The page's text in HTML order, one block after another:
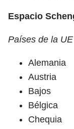
Espacio
Países de la UE
Alemania
Austria
Bajos
Bélgica
Chequia